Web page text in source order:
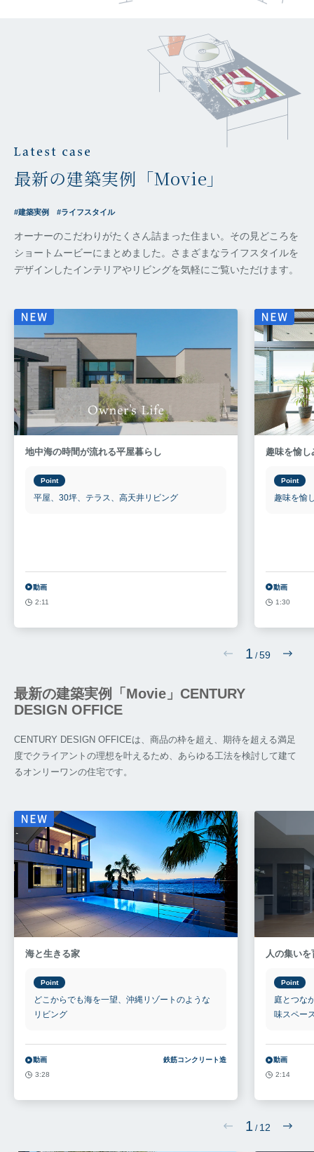
最新の建築実例「Movie」
建築実例 ライフスタイル
オーナーのこだわりがたくさん詰まった住まい。その見どころを
ショートムービーにまとめました。
さまざまなライフスタイルを
デザインしたインテリアやリビングを気軽にご覧いただけます。
地中海の時間が流れる平屋暮らし
Point
平屋、30坪、テラス、高天井リビング
動画
2:11
趣味を愉し
Point
趣味を愉
動画
1:30
1/59
最新の建築実例「Movie」CENTURY
DESIGN OFFICE
CENTURY DESIGN OFFICEは、商品の枠を超え、期待を超える満足
度でクライアントの理想を叶えるため、あらゆる工法を検討して建て
るオンリーワンの住宅です。
海と生きる家
Point
どこからでも海を一望、沖縄リゾートのような
リビング
動画
鉄筋コンクリート造
3:28
人の集いを
Point
庭とつな
味スペー
動画
2:14
1/ 12